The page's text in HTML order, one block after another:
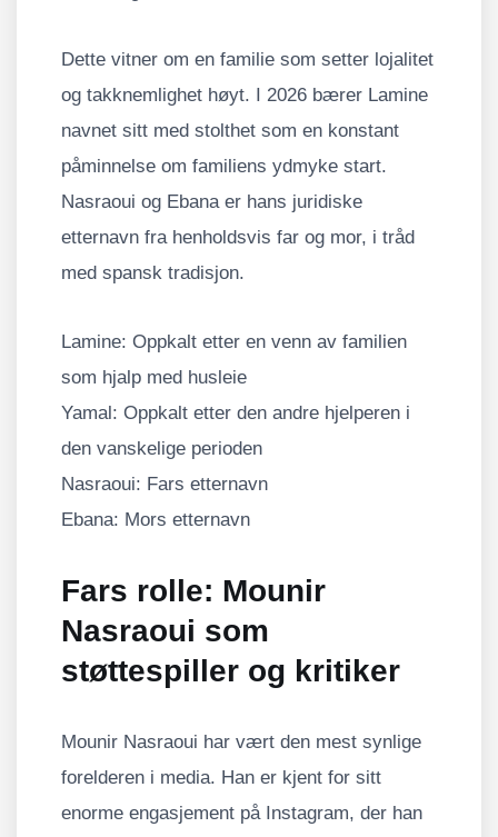
Dette vitner om en familie som setter lojalitet
og takknemlighet høyt. I 2026 bærer Lamine
navnet sitt med stolthet som en konstant
påminnelse om familiens ydmyke start.
Nasraoui og Ebana er hans juridiske
etternavn fra henholdsvis far og mor, i tråd
med spansk tradisjon.
Lamine: Oppkalt etter en venn av familien
som hjalp med husleie
Yamal: Oppkalt etter den andre hjelperen i
den vanskelige perioden
Nasraoui: Fars etternavn
Ebana: Mors etternavn
Fars rolle: Mounir
Nasraoui som
støttespiller og kritiker
Mounir Nasraoui har vært den mest synlige
forelderen i media. Han er kjent for sitt
enorme engasjement på Instagram, der han